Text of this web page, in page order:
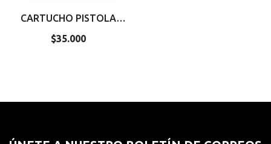
CARTUCHO PISTOLA
TÁBANO
Precio
$35.000